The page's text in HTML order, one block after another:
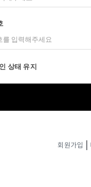
상태 유지
회원가입 |